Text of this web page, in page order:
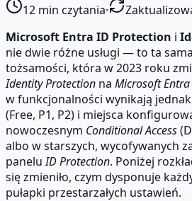
12 min czytania·
Microsoft Entra ID Protection i
nie dwie różne usługi — to ta
tożsamości, która w 2023 roku
Identity Protection na Microsoft
w funkcjonalności wynikają
(Free, P1, P2) i miejsca
nowoczesnym Conditional Access
albo w starszych, wycofywanych
paneluID Protection. Poniżej
się zmieniło, czym dysponuje
pułapki przestarzałych ustawień.